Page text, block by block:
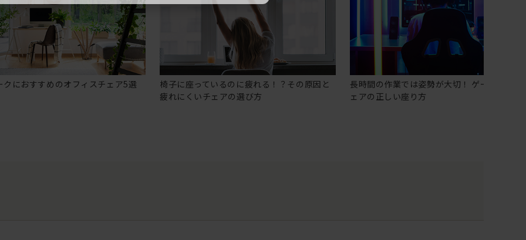
クにおすすめのオフィスチェア5選
椅子に座っているのに疲れる！？その原因と
疲れにくいチェアの選び方
長時間の作業では姿勢が大切！ ゲーミングチ
ェアの正しい座り方